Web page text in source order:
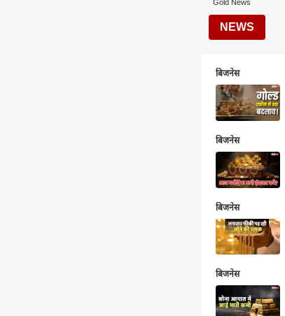
Gold News
NEWS
बिजनेस
बिजनेस
बिजनेस
बिजनेस